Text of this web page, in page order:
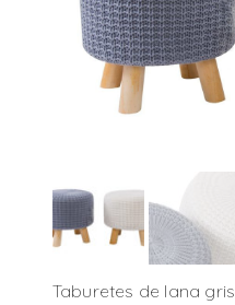
Taburetes de lana